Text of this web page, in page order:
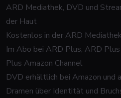
ARD Mediathek, DVD und
der Haut
Kostenlos in der ARD
Im Abo bei ARD Plus, ARD
Plus Amazon Channel
DVD erhältlich bei Amazon und
Dramen über Identität und